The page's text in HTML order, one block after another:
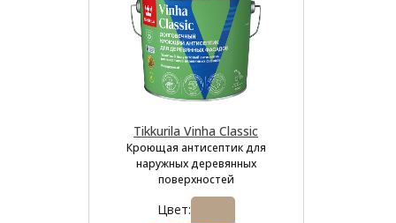
Tikkurila Vinha Classic
Кроющая антисептик для
наружных деревянных
поверхностей
Цвет: